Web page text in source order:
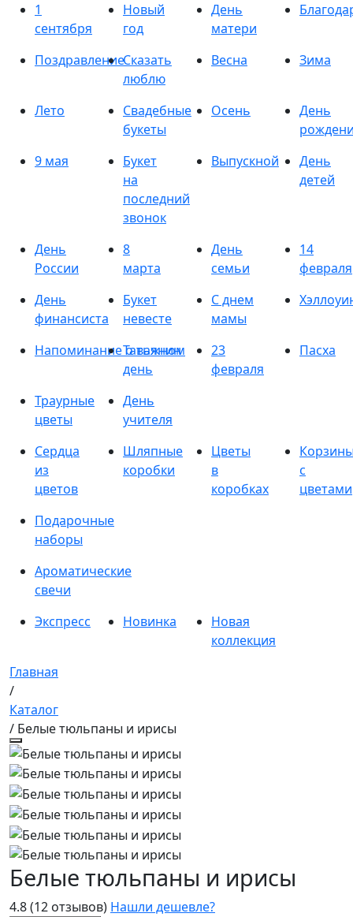
1
сентября
Новый
год
День
матери
ПоздравлениеСказать
люблю
Весна Зима
Лето
Свадебные
букеты
Осень
День
9 мая
Букет
на
последний
звонок
Выпускной
День
детей
День
России
8
марта
День
семьи
14
февраля
День
финансиста
Букет
невесте
С днем
мамы
Напоминание о важном
Татьянин
день
23
февраля
Пасха
Траурные
цветы
День
учителя
Сердца
из
цветов
Шляпные
коробки
Цветы
в
коробках
с
цветами
Подарочные
наборы
Ароматические
свечи
Экспресс
Новинка
Новая
коллекция
Главная
/
Каталог
/ Белые тюльпаны и ирисы
4.8(12 отзывов) Нашли дешевле?
Белые тюльпаны и ирисы